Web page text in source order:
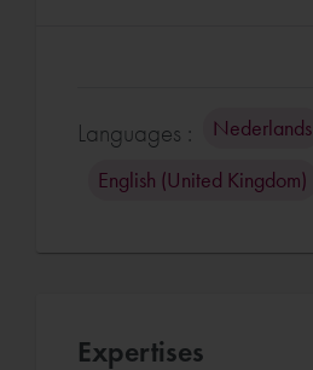
Languages : Nederlands
English (United Kingdom)
Expertises